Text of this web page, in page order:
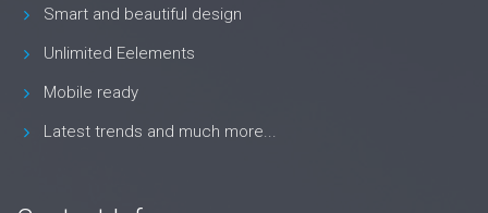
Smart and beautiful design
Unlimited Eelements
Mobile ready
Latest trends and much more...